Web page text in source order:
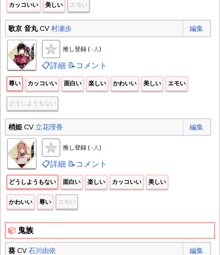
カッコいい 美しい エモい
歌京 音丸CV村瀬歩 編集
推し登録 ( -人)
📋詳細 📝コメント
尊い カッコいい 面白い 楽しい かわいい 美しい エモい
どうしようもない
梢姫CV 立花理香 編集
推し登録 ( -人)
📋詳細 📝コメント
どうしようもない 面白い 楽しい カッコいい 美しい
かわいい 尊い エモい
鬼族
葵CV石川由依 編集